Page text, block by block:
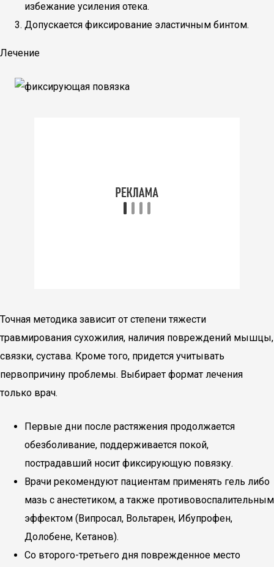
избежание усиления отека.
Допускается фиксирование эластичным бинтом.
Лечение
Точная методика зависит от степени тяжести
травмирования сухожилия, наличия повреждений мышцы,
связки, сустава. Кроме того, придется учитывать
первопричину проблемы. Выбирает формат лечения
только врач.
Первые дни после растяжения продолжается
обезболивание, поддерживается покой,
пострадавший носит фиксирующую повязку.
Врачи рекомендуют пациентам применять гель либо
мазь с анестетиком, а также противовоспалительным
эффектом (Випросал, Вольтарен, Ибупрофен,
Долобене, Кетанов).
Со второго-третьего дня поврежденное место